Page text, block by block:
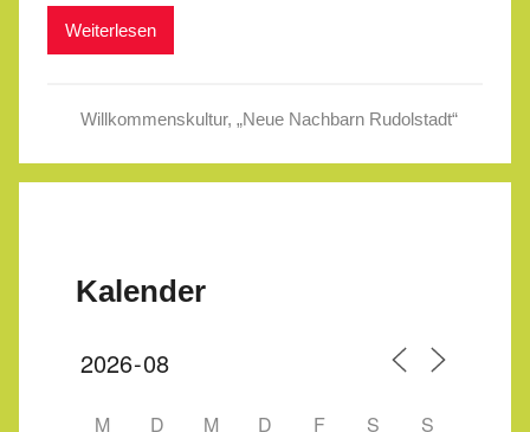
Weiterlesen
Willkommenskultur, „Neue Nachbarn Rudolstadt“
Kalender
M D M D F S
S